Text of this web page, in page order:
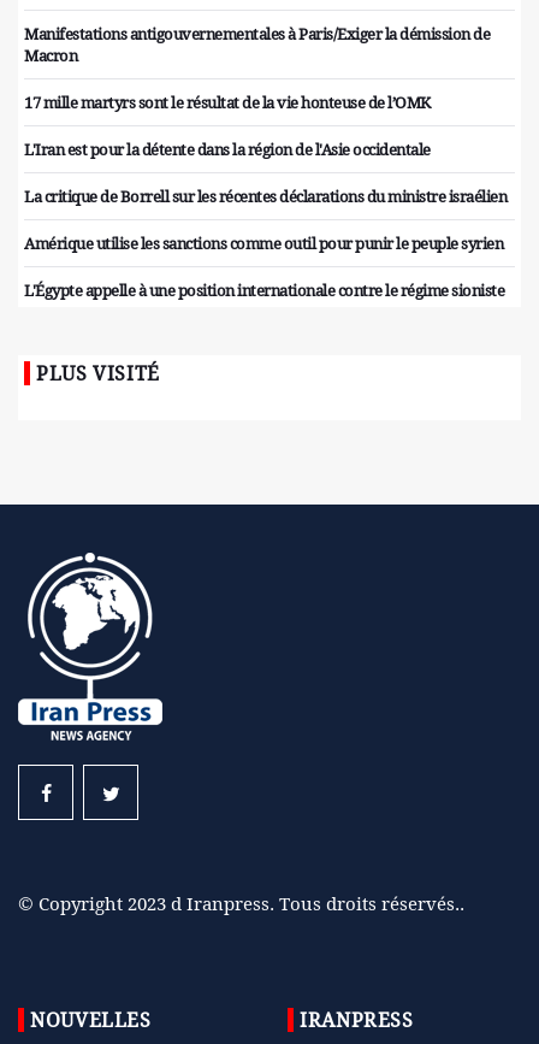
Manifestations antigouvernementales à Paris/Exiger la démission de
Macron
17 mille martyrs sont le résultat de la vie honteuse de l’OMK
L'Iran est pour la détente dans la région de l'Asie occidentale
La critique de Borrell sur les récentes déclarations du ministre israélien
Amérique utilise les sanctions comme outil pour punir le peuple syrien
L'Égypte appelle à une position internationale contre le régime sioniste
PLUS VISITÉ
© Copyright 2023 d Iranpress. Tous droits réservés..
NOUVELLES IRANPRESS